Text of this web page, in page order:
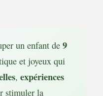
un enfant de 9
et joyeux qui
, expériences
stimuler la